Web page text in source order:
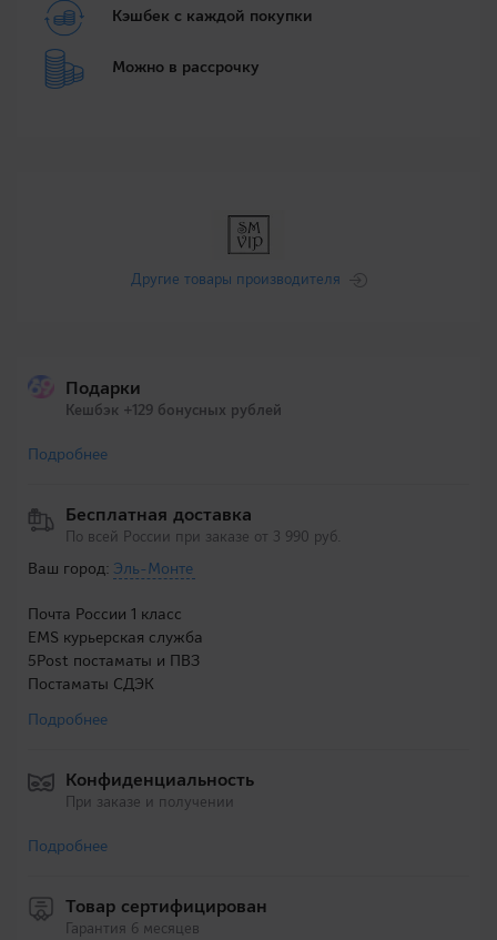
Кэшбек с каждой покупки
Можно в рассрочку
Другие товары производителя
Подарки
Кешбэк +129 бонусных рублей
Подробнее
Бесплатная доставка
По всей России при заказе от 3 990 руб.
Ваш город: Эль-Монте
Почта России 1 класс
EMS курьерская служба
5Post постаматы и ПВЗ
Постаматы СДЭК
Подробнее
Конфиденциальность
При заказе и получении
Подробнее
Товар сертифицирован
Гарантия 6 месяцев